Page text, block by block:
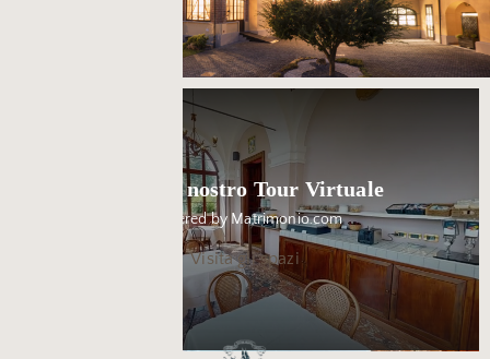
Visita il nostro Tour Virtuale
Powered by Matrimonio.com
Visita gli spazi